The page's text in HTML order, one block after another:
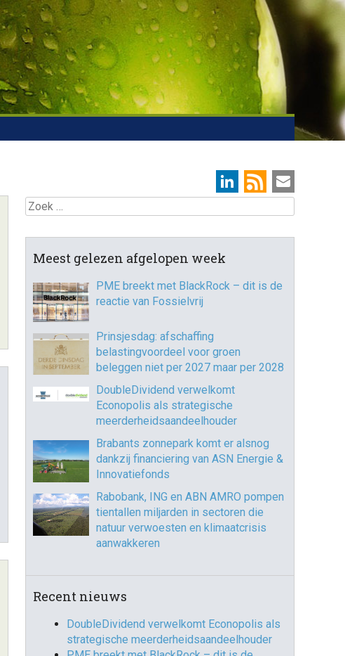
Zoek
Meest gelezen afgelopen week
PME breekt met BlackRock – dit is de
reactie van Fossielvrij
Prinsjesdag: afschaffing
belastingvoordeel voor groen
beleggen niet per 2027 maar per 2028
DoubleDividend verwelkomt
Econopolis als strategische
meerderheidsaandeelhouder
Brabants zonnepark komt er alsnog
dankzij financiering van ASN Energie &
Innovatiefonds
Rabobank, ING en ABN AMRO pompen
tientallen miljarden in sectoren die
natuur verwoesten en klimaatcrisis
aanwakkeren
Recent nieuws
DoubleDividend verwelkomt Econopolis als
strategische meerderheidsaandeelhouder